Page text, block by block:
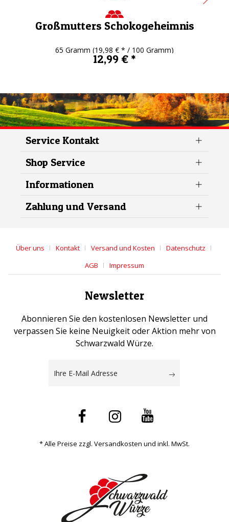
Großmutters Schokogeheimnis
65 Gramm (19,98 € * / 100 Gramm)
12,99 € *
Service Kontakt
Shop Service
Informationen
Zahlung und Versand
Über uns Kontakt Versand und Kosten
Datenschutz
AGB
Impressum
Newsletter
Abonnieren Sie den kostenlosen Newsletter und
verpassen Sie keine Neuigkeit oder Aktion mehr von
Schwarzwald Würze.
* Alle Preise zzgl. Versandkosten und inkl. MwSt.